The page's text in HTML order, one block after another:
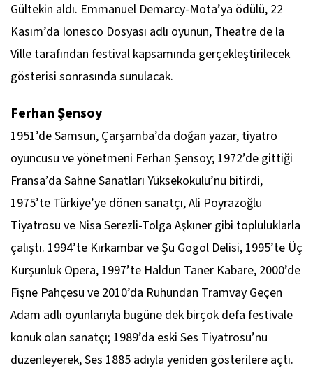
Gültekin aldı. Emmanuel Demarcy-Mota’ya ödülü, 22
Kasım’da Ionesco Dosyası adlı oyunun, Theatre de la
Ville tarafından festival kapsamında gerçekleştirilecek
gösterisi sonrasında sunulacak.
Ferhan Şensoy
1951’de Samsun, Çarşamba’da doğan yazar, tiyatro
oyuncusu ve yönetmeni Ferhan Şensoy; 1972’de gittiği
Fransa’da Sahne Sanatları Yüksekokulu’nu bitirdi,
1975’te Türkiye’ye dönen sanatçı, Ali Poyrazoğlu
Tiyatrosu ve Nisa Serezli-Tolga Aşkıner gibi topluluklarla
çalıştı. 1994’te Kırkambar ve Şu Gogol Delisi, 1995’te Üç
Kurşunluk Opera, 1997’te Haldun Taner Kabare, 2000’de
Fişne Pahçesu ve 2010’da Ruhundan Tramvay Geçen
Adam adlı oyunlarıyla bugüne dek birçok defa festivale
konuk olan sanatçı; 1989’da eski Ses Tiyatrosu’nu
düzenleyerek, Ses 1885 adıyla yeniden gösterilere açtı.